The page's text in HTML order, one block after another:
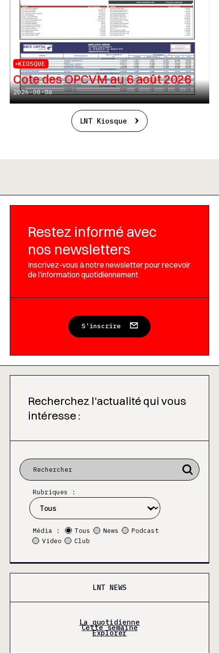
KIOSQUE
Cote des OPCVM au 6 août 2026
2026-08-06
LNT Kiosque
Restez informé avec
nos newsletters
Inscrivez-vous à notre newsletter pour recevoir
de l’information quotidiennement
S'inscrire
Recherchez l'actualité qui vous
intéresse :
Rubriques :
Média : Tous News
Podcast
Video
Club
LNT NEWS
La quotidienne
Cette semaine
Explorer